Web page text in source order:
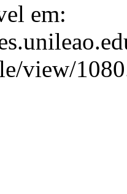
em:
view/